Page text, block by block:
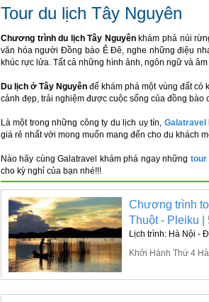
Tour du lịch Tây Nguyên
Chương trình du lịch Tây Nguyênkhám phá núi
văn hóa người Đồng bào Ê Đê, nghe những điệu
khúc rực lửa. Tất cả những hình ảnh, ngôn ngữ và
Du lịch ở Tây Nguyên để khám phá một vùng đất có
cảnh đẹp, trải nghiệm được cuộc sống của đồng
Là một trong những công ty du lịch uy tín, Galatravel
giá rẻ nhất với mong muốn mang đến cho du khách
Nào hãy cùng Galatravel khám phá ngay những tour
cho kỳ nghỉ của bạn nhé!!!
Chương trình
Thuột - Pleiku |
Lịch trình: Hà Nội -
Khởi Hành Thứ 4